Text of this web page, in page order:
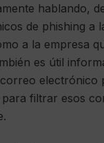
hablando,
de phishing a
a la empresa
es útil
electrónico
filtrar esos